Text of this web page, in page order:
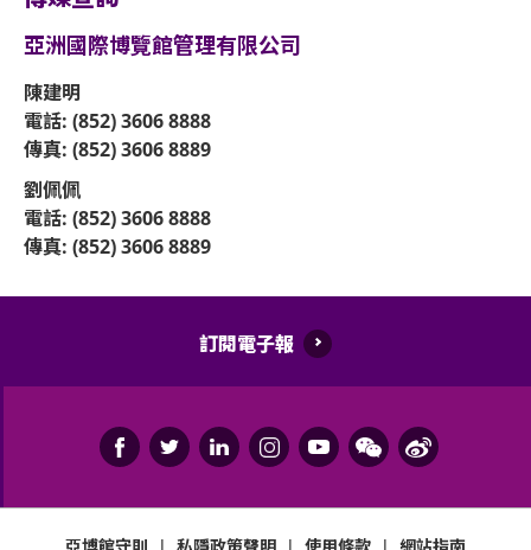
亞洲國際博覽館管理有限公司
陳建明
電話: (852) 3606 8888
傳真: (852) 3606 8889
劉佩佩
電話: (852) 3606 8888
傳真: (852) 3606 8889
訂閱電子報